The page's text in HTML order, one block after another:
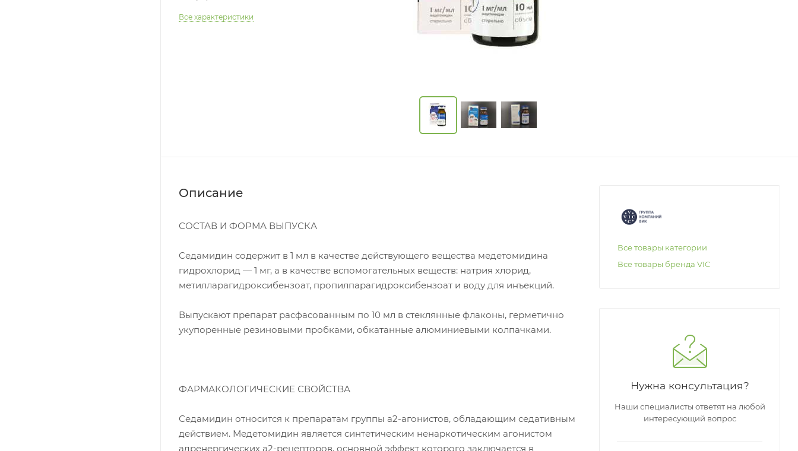
Все характеристики
Описание
СОСТАВ И ФОРМА ВЫПУСКА
Седамидин содержит в 1 мл в качестве действующего вещества медетомидина
гидрохлорид — 1 мг, а в качестве вспомогательных веществ: натрия хлорид,
метилларагидроксибензоат, пропилпарагидроксибензоат и воду для инъекций.
Выпускают препарат расфасованным по 10 мл в стеклянные флаконы, герметично
укупоренные резиновыми пробками, обкатанные алюминиевыми колпачками.
ФАРМАКОЛОГИЧЕСКИЕ СВОЙСТВА
Седамидин относится к препаратам группы а2-агонистов, обладающим седативным
действием. Медетомидин является синтетическим ненаркотическим агонистом
адренергических а2-рецепторов, основной эффект которого заключается в
Все товары категории
Все товары бренда VIC
Нужна консультация?
Наши специалисты ответят на любой
интересующий вопрос